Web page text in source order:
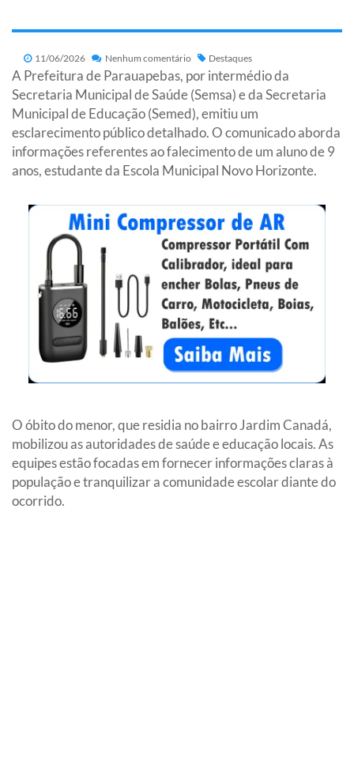
11/06/2026 Nenhum comentário Destaques
A Prefeitura de Parauapebas, por intermédio da
Secretaria Municipal de Saúde (Semsa) e da Secretaria
Municipal de Educação (Semed), emitiu um
esclarecimento público detalhado. O comunicado aborda
informações referentes ao falecimento de um aluno de 9
anos, estudante da Escola Municipal Novo Horizonte.
O óbito do menor, que residia no bairro Jardim Canadá,
mobilizou as autoridades de saúde e educação locais. As
equipes estão focadas em fornecer informações claras à
população e tranquilizar a comunidade escolar diante do
ocorrido.